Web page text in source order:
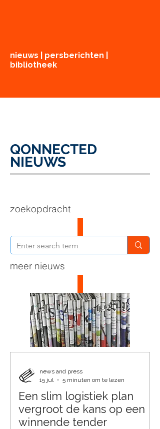
nieuws | persberichten |
bibliotheek
QONNECTED
NIEUWS
zoekopdracht
meer nieuws
Een slim logistiek plan
vergroot de kans op een
winnende tender
news and press
15 jul
5 minuten om te lezen